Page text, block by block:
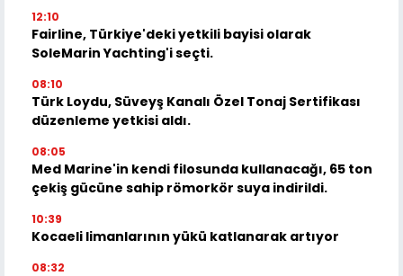
12:10
Fairline, Türkiye'deki yetkili bayisi olarak
SoleMarin Yachting'i seçti.
08:10
Türk Loydu, Süveyş Kanalı Özel Tonaj Sertifikası
düzenleme yetkisi aldı.
08:05
Med Marine'in kendi filosunda kullanacağı, 65 ton
çekiş gücüne sahip römorkör suya indirildi.
10:39
Kocaeli limanlarının yükü katlanarak artıyor
08:32